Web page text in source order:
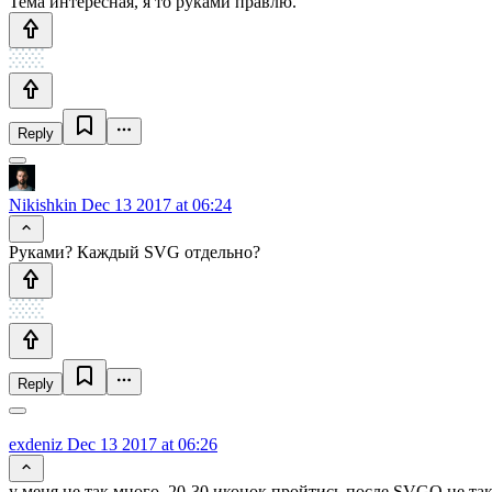
Reply
Nikishkin Dec 13 2017 at 06:24
Руками? Каждый SVG отдельно?
Reply
exdeniz Dec 13 2017 at 06:26